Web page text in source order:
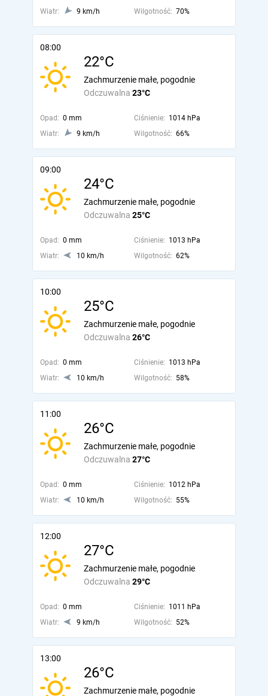
Wiatr: 9 km/h Wilgotność: 70%
08:00
22°C
Odczuwalna 23°C
Zachmurzenie małe, pogodnie
Opad: 0 mm Ciśnienie: 1014 hPa
Wiatr:
9 km/h Wilgotność: 66%
09:00
24°C
Odczuwalna 25°C
Zachmurzenie małe, pogodnie
Opad: 0 mm Ciśnienie: 1013 hPa
Wiatr:
10 km/h Wilgotność: 62%
10:00
25°C
Odczuwalna 26°C
Zachmurzenie małe, pogodnie
Opad: 0 mm Ciśnienie: 1013 hPa
Wiatr:
10 km/h Wilgotność: 58%
11:00
26°C
Odczuwalna 27°C
Zachmurzenie małe, pogodnie
Opad: 0 mm Ciśnienie: 1012 hPa
Wiatr:
10 km/h Wilgotność: 55%
12:00
27°C
Odczuwalna 29°C
Zachmurzenie małe, pogodnie
Opad: 0 mm Ciśnienie: 1011 hPa
Wiatr:
9 km/h Wilgotność: 52%
13:00
26°C
Zachmurzenie małe, pogodnie